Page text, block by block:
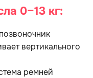
0–13 кг:
вертикального
ремней